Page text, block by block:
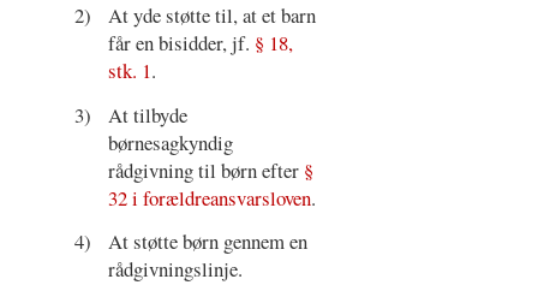
2)
At yde støtte til, at et barn
får en bisidder, jf. § 18,
stk. 1.
3)
At tilbyde
børnesagkyndig
rådgivning til børn efter §
32 i forældreansvarsloven.
4)
At støtte børn gennem en
rådgivningslinje.